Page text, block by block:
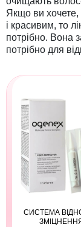
Якщо ви
і красивим, то
потрібно. Вона
потрібно для
СИСТЕМА